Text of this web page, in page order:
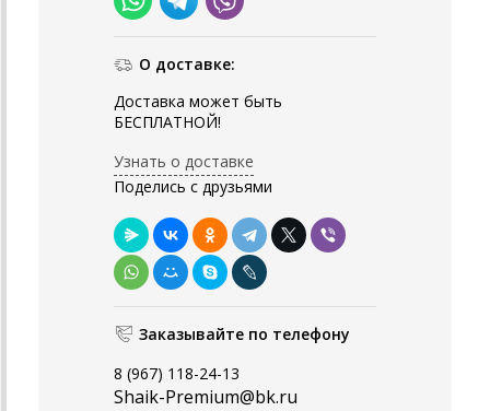
О доставке:
Доставка может быть
БЕСПЛАТНОЙ!
Узнать о доставке
Поделись с друзьями
Заказывайте по телефону
8 (967) 118-24-13
Shaik-Premium@bk.ru